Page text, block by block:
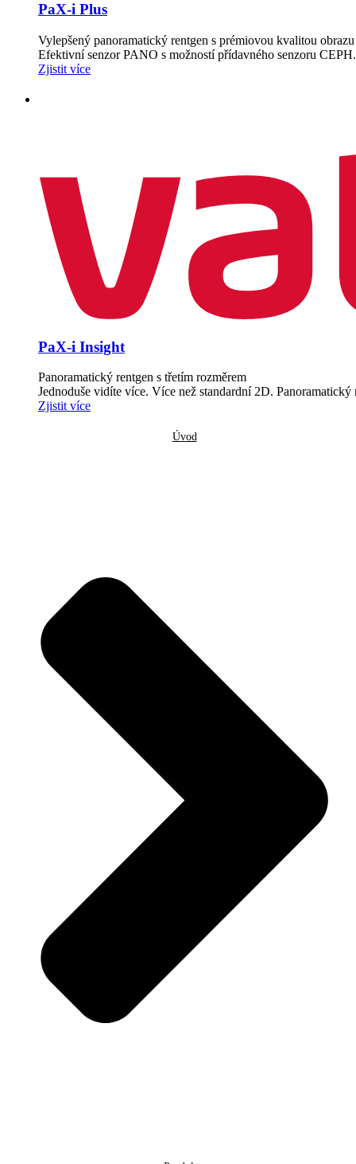
PaX-i Plus
Vylepšený panoramatický rentgen s prémiovou kvalitou obrazu
Efektivní senzor PANO s možností přídavného senzoru
Zjistit více
PaX-i Insight
Panoramatický rentgen s třetím rozměrem
Jednoduše vidíte více. Více než standardní 2D. Panoramatický
Zjistit více
Úvod